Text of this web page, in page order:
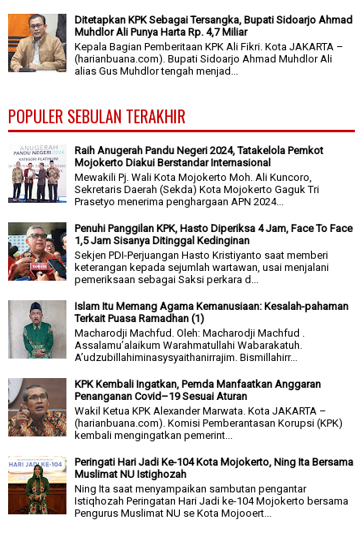
Ditetapkan KPK Sebagai Tersangka, Bupati Sidoarjo Ahmad
Muhdlor Ali Punya Harta Rp. 4,7 Miliar
Kepala Bagian Pemberitaan KPK Ali Fikri. Kota JAKARTA –
(harianbuana.com). Bupati Sidoarjo Ahmad Muhdlor Ali
alias Gus Muhdlor tengah menjad...
POPULER SEBULAN TERAKHIR
Raih Anugerah Pandu Negeri 2024, Tatakelola Pemkot
Mojokerto Diakui Berstandar Internasional
Mewakili Pj. Wali Kota Mojokerto Moh. Ali Kuncoro,
Sekretaris Daerah (Sekda) Kota Mojokerto Gaguk Tri
Prasetyo menerima penghargaan APN 2024...
Penuhi Panggilan KPK, Hasto Diperiksa 4 Jam, Face To Face
1,5 Jam Sisanya Ditinggal Kedinginan
Sekjen PDI-Perjuangan Hasto Kristiyanto saat memberi
keterangan kepada sejumlah wartawan, usai menjalani
pemeriksaan sebagai Saksi perkara d...
Islam Itu Memang Agama Kemanusiaan: Kesalah-pahaman
Terkait Puasa Ramadhan (1)
Macharodji Machfud. Oleh: Macharodji Machfud .
Assalamu’alaikum Warahmatullahi Wabarakatuh.
A’udzubillahiminasysyaithanirrajim. Bismillahirr...
KPK Kembali Ingatkan, Pemda Manfaatkan Anggaran
Penanganan Covid–19 Sesuai Aturan
Wakil Ketua KPK Alexander Marwata. Kota JAKARTA –
(harianbuana.com). Komisi Pemberantasan Korupsi (KPK)
kembali mengingatkan pemerint...
Peringati Hari Jadi Ke-104 Kota Mojokerto, Ning Ita Bersama
Muslimat NU Istighozah
Ning Ita saat menyampaikan sambutan pengantar
Istiqhozah Peringatan Hari Jadi ke-104 Mojokerto bersama
Pengurus Muslimat NU se Kota Mojooert...